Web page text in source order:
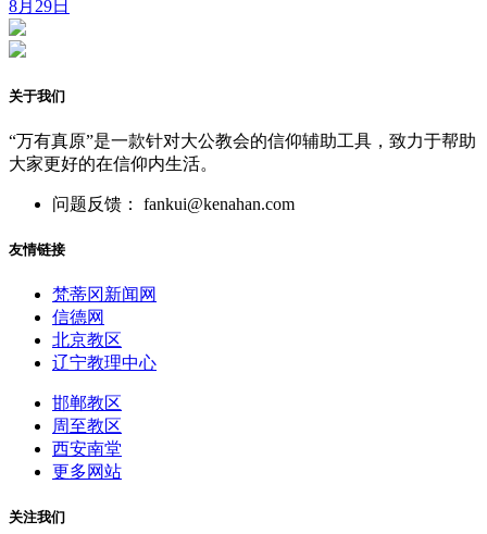
8月29日
关于我们
“万有真原”是一款针对大公教会的信仰辅助工具，致力于帮助
大家更好的在信仰内生活。
问题反馈： fankui@kenahan.com
友情链接
梵蒂冈新闻网
信德网
北京教区
辽宁教理中心
邯郸教区
周至教区
西安南堂
更多网站
关注我们